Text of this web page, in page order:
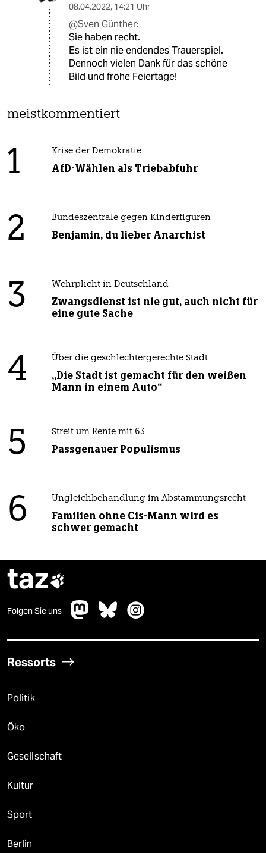
08.04.2022, 14:21 Uhr
@Sven Günther:
Sie haben recht.
Es ist ein nie endendes Trauerspiel.
Dennoch vielen Dank für das schöne
Bild und frohe Feiertage!
meistkommentiert
1 Krise der Demokratie
AfD-Wählen als Triebabfuhr
2 Bundeszentrale gegen Kinderfiguren
Benjamin, du lieber Anarchist
3 Wehrplicht in Deutschland
Zwangsdienst ist nie gut, auch nicht für
eine gute Sache
4 Über die geschlechtergerechte Stadt
„Die Stadt ist gemacht für den weißen
Mann in einem Auto“
5 Streit um Rente mit 63
Passgenauer Populismus
6 Ungleichbehandlung im Abstammungsrecht
Familien ohne Cis-Mann wird es
schwer gemacht
taz
Folgen Sie uns
Ressorts
Politik
Öko
Gesellschaft
Kultur
Sport
Berlin